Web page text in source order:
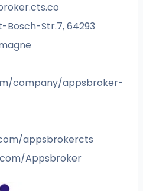
Bosch-Str.7, 64293
company/appsbroker-
appsbrokercts
Appsbroker